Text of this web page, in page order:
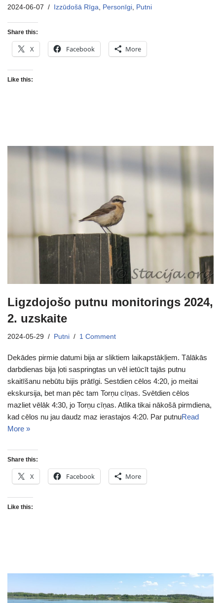
2024-06-07 Izzūdošā Rīga Personīgi Putni
Share this:
X Facebook More
Like this:
Ligzdojošo putnu monitorings 2024,
2. uzskaite
2024-05-29 Putni 1 Comment
Dekādes pirmie datumi bija ar sliktiem laikapstākļiem. Tālākās
darbdienas bija ļoti saspringtas un vēl ietūcīt tajās putnu
skaitīšanu nebūtu bijis prātīgi. Sestdien cēlos 4:20, jo meitai
ekskursija, bet man pēc tam Torņu cīņas. Svētdien cēlos
mazliet vēlāk 4:30, jo Torņu cīņas. Atlika tikai nākošā pirmdiena,
kad cēlos nu jau daudz maz ierastajos 4:20. Par putnuRead
More »
Share this:
X Facebook More
Like this: